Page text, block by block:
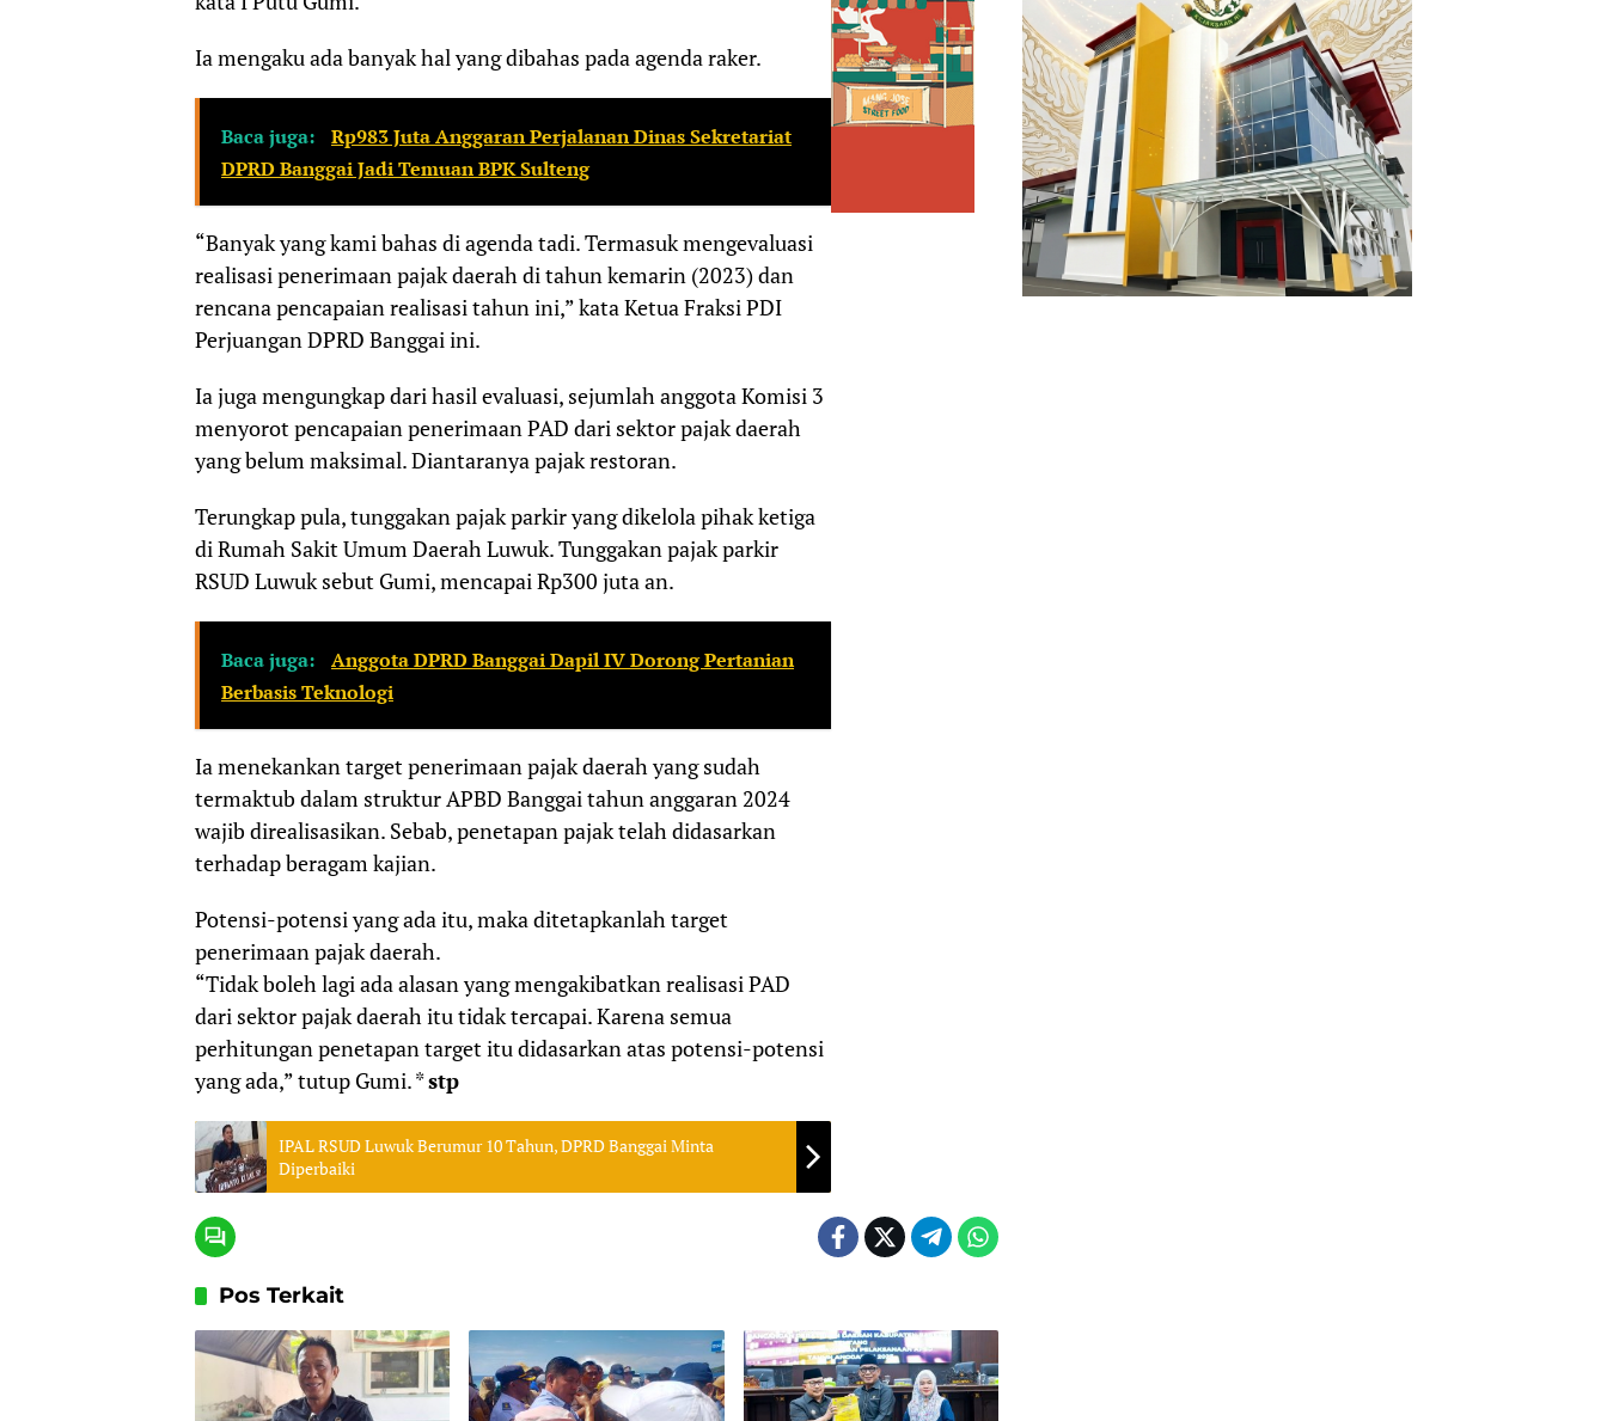
Ia mengaku ada banyak hal yang dibahas pada agenda raker.
Baca juga:
Rp983 Juta Anggaran Perjalanan Dinas Sekretariat
DPRD Banggai Jadi Temuan BPK Sulteng
“Banyak yang kami bahas di agenda tadi. Termasuk mengevaluasi
realisasi penerimaan pajak daerah di tahun kemarin (2023) dan
rencana pencapaian realisasi tahun ini,” kata Ketua Fraksi PDI
Perjuangan DPRD Banggai ini.
Ia juga mengungkap dari hasil evaluasi, sejumlah anggota Komisi 3
menyorot pencapaian penerimaan PAD dari sektor pajak daerah
yang belum maksimal. Diantaranya pajak restoran.
Terungkap pula, tunggakan pajak parkir yang dikelola pihak ketiga
di Rumah Sakit Umum Daerah Luwuk. Tunggakan pajak parkir
RSUD Luwuk sebut Gumi, mencapai Rp300 juta an.
Baca juga:
Anggota DPRD Banggai Dapil IV Dorong Pertanian
Berbasis Teknologi
Ia menekankan target penerimaan pajak daerah yang sudah
termaktub dalam struktur APBD Banggai tahun anggaran 2024
wajib direalisasikan. Sebab, penetapan pajak telah didasarkan
terhadap beragam kajian.
Potensi-potensi yang ada itu, maka ditetapkanlah target
penerimaan pajak daerah.
“Tidak boleh lagi ada alasan yang mengakibatkan realisasi PAD
dari sektor pajak daerah itu tidak tercapai. Karena semua
perhitungan penetapan target itu didasarkan atas potensi-potensi
yang ada,” tutup Gumi. *stp
IPAL RSUD Luwuk Berumur 10 Tahun, DPRD Banggai Minta
Diperbaiki
Pos Terkait